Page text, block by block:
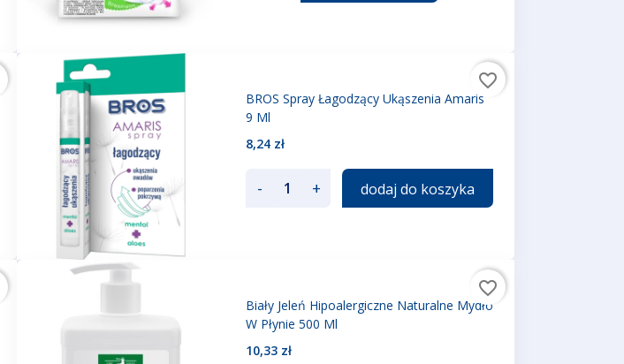
BROS Spray Łagodzący Ukąszenia Amaris
9 Ml
8,24 zł
- + dodaj do koszyka
favorite_border
Biały Jeleń Hipoalergiczne Naturalne Mydło
W Płynie 500 Ml
10,33 zł
favorite_border